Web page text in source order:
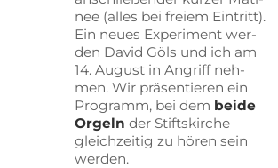
nee (al­les bei frei­em Ein­tritt).
Ein neu­es Ex­pe­ri­ment wer­
den Da­vid Göls und ich am
14. Au­gust in An­griff neh­
men. Wir prä­sen­tie­ren ein
Pro­gramm, bei dem bei­de
Or­geln der Stifts­kir­che
gleich­zei­tig zu hö­ren sein
werden.